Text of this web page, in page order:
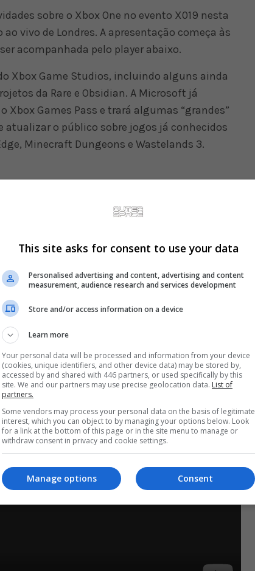
sobre o Xbox One no evento X019 nesta
vivo de Londres. A apresentação começa às
acompanhada pelo player abaixo.
Xbox Game Studios, incluindo alguns ainda
da Rare e Obsidian. A Microsoft já
Games Pass e trará algumas “grandes”
atualizar o público sobre jogos já conhecidos
Minecraft Dungeons e Wastelands 3.
This site asks for consent to use your data
Personalised advertising and content, advertising and content
measurement, audience research and services development
Store and/or access information on a device
Learn more
Your personal data will be processed and information from your device
(cookies, unique identifiers, and other device data) may be stored by,
accessed by and shared with 446 partners, or used specifically by this
site. We and our partners may use precise geolocation data. List of
partners.
Some vendors may process your personal data on the basis of legitimate
interest, which you can object to by managing your options below. Look
for a link at the bottom of this page or in the site menu to manage or
withdraw consent in privacy and cookie settings.
Consent
Manage options